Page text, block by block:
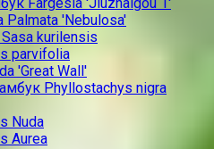
Fargesia 'Jiuzhaigou 1'
Palmata 'Nebulosa'
kurilensis
parvifolia
'Great Wall'
Phyllostachys nigra
Nuda
Aurea